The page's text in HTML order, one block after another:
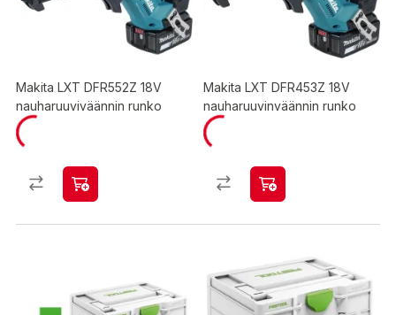
Makita LXT DFR552Z 18V
nauharuuviväännin runko
Makita LXT DFR453Z 18V
nauharuuvinväännin runko